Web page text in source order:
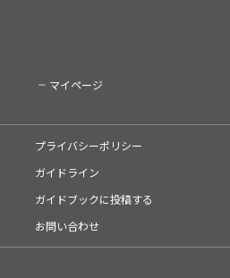
マイページ
プライバシーポリシー
ガイドライン
ガイドブックに投稿する
お問い合わせ